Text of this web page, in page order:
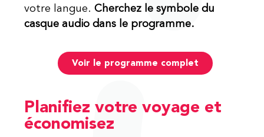
votre langue.Cherchez le symbole du
casque audio dans le programme.
Voir le programme complet
Planifiez votre voyage et
économisez